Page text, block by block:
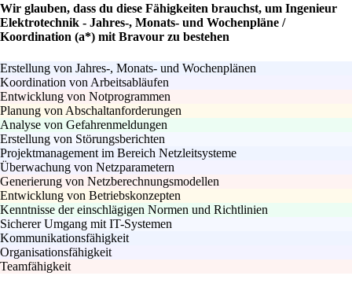
Wir glauben, dass du diese Fähigkeiten brauchst, um Ingenieur
Elektrotechnik - Jahres-, Monats- und Wochenpläne /
Koordination (a*) mit Bravour zu bestehen
Erstellung von Jahres-, Monats- und Wochenplänen
Koordination von Arbeitsabläufen
Entwicklung von Notprogrammen
Planung von Abschaltanforderungen
Analyse von Gefahrenmeldungen
Erstellung von Störungsberichten
Projektmanagement im Bereich Netzleitsysteme
Überwachung von Netzparametern
Generierung von Netzberechnungsmodellen
Entwicklung von Betriebskonzepten
Kenntnisse der einschlägigen Normen und Richtlinien
Sicherer Umgang mit IT-Systemen
Kommunikationsfähigkeit
Organisationsfähigkeit
Teamfähigkeit